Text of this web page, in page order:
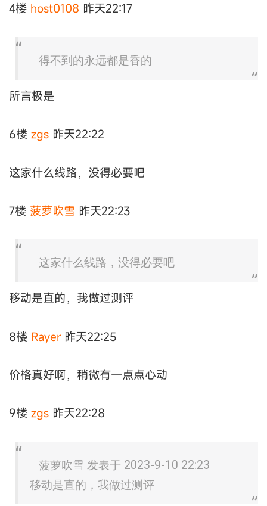
4楼 host0108 昨天22:17
得不到的永远都是香的
所言极是
6楼 zgs 昨天22:22
这家什么线路，没得必要吧
7楼 菠萝吹雪 昨天22:23
这家什么线路，没得必要吧
移动是直的，我做过测评
8楼 Rayer 昨天22:25
价格真好啊，稍微有一点点心动
9楼 zgs 昨天22:28
菠萝吹雪 发表于 2023-9-10 22:23
移动是直的，我做过测评